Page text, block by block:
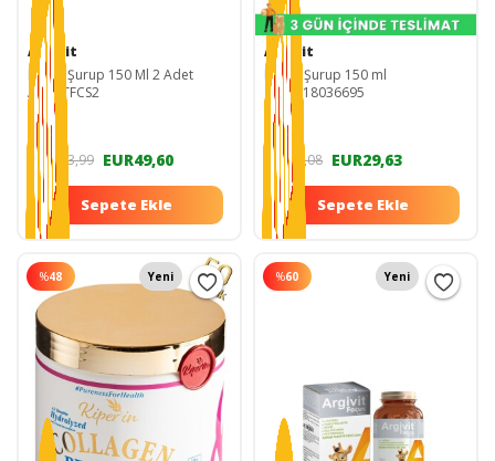
Argivit
Focus Şurup 150 Ml 2 Adet
ARGVTFCS2
EUR123,99 EUR49,60
Sepete Ekle
Argivit
Focus Şurup 150 ml
8680618036695
EUR74,08 EUR29,63
Sepete Ekle
%48 Yeni %60 Yeni